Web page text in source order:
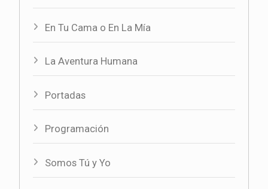
En Tu Cama o En La Mía
La Aventura Humana
Portadas
Programación
Somos Tú y Yo